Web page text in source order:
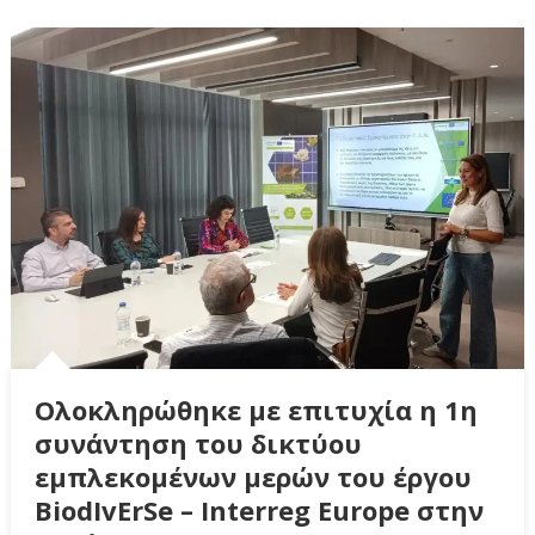
Ολοκληρώθηκε με επιτυχία η 1η
συνάντηση του δικτύου
εμπλεκομένων μερών του έργου
BiodIvErSe – Interreg Europe στην